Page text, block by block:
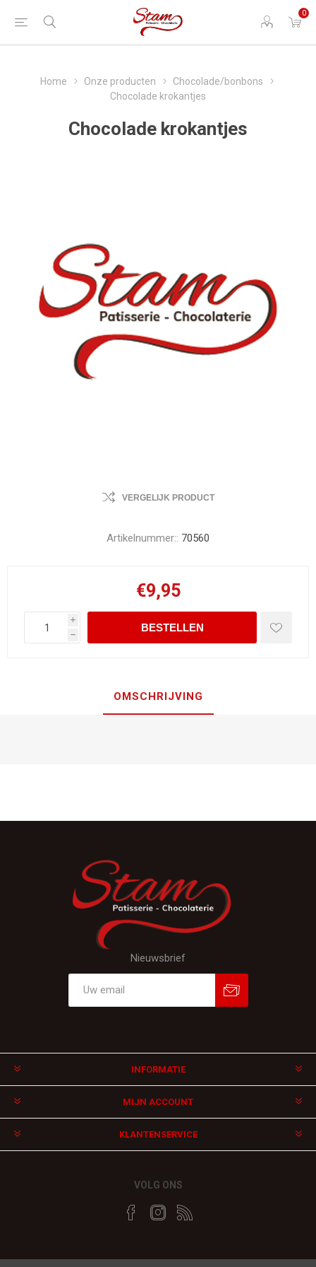
0
Home Onze producten
Chocolade/bonbons
Chocolade krokantjes
Chocolade krokantjes
VERGELIJK PRODUCT
Artikelnummer:: 70560
€9,95
i
h
OMSCHRIJVING
Nieuwsbrief
INFORMATIE
MIJN ACCOUNT
KLANTENSERVICE
VOLG ONS